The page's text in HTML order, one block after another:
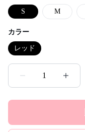
S M
カラー
レッド
1